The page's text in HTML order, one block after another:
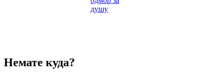
душу
Немате куда?